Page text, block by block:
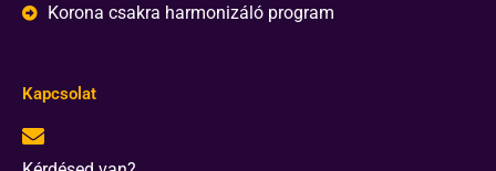
Korona csakra harmonizáló program
Kapcsolat